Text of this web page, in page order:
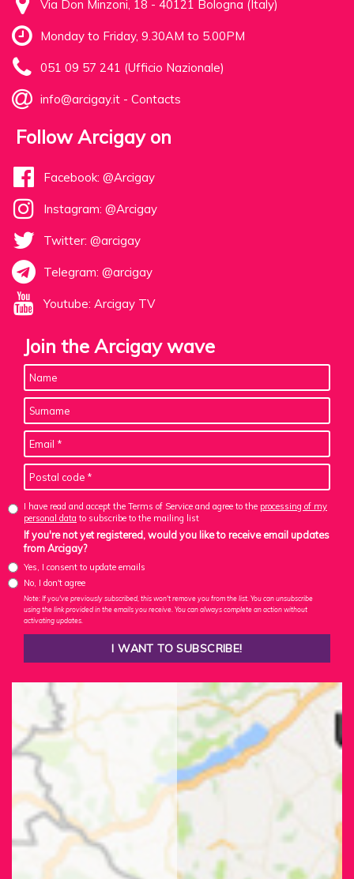
Via Don Minzoni, 18 - 40121 Bologna (Italy)
Monday to Friday, 9.30AM to 5.00PM
051 09 57 241 (Ufficio Nazionale)
info@arcigay.it - Contacts
Follow Arcigay on
Facebook: @Arcigay
Instagram: @Arcigay
Twitter: @arcigay
Telegram: @arcigay
Youtube: Arcigay TV
Join the Arcigay wave
I have read and accept the Terms of Service and agree to the processing of my
personal data to subscribe to the mailing list
If you're not yet registered, would you like to receive email updates
from Arcigay?
Yes, I consent to update emails
No, I don't agree
Note: If you've previously subscribed, this won't remove you from the list. You can unsubscribe
using the link provided in the emails you receive. You can always complete an action without
activating updates.